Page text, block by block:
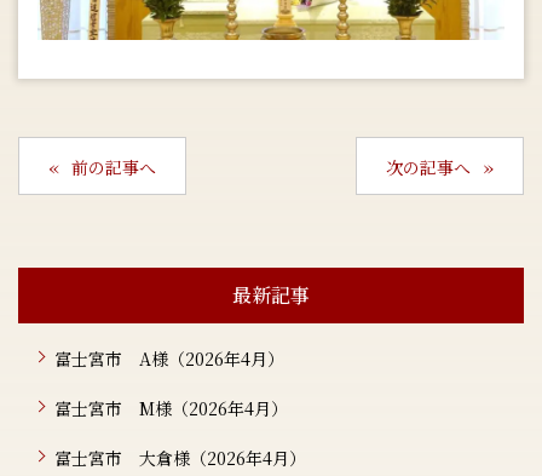
前の記事へ 次の記事へ
最新記事
富士宮市 A様（2026年4月）
富士宮市 M様（2026年4月）
富士宮市 大倉様（2026年4月）